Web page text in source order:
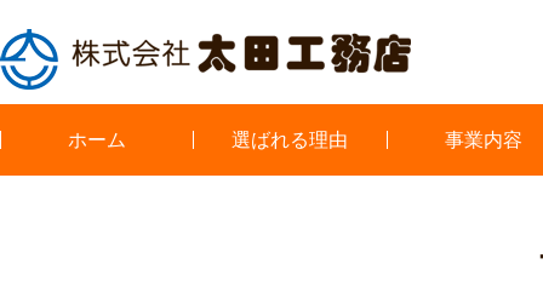
ホーム 選ばれる理由 事業内容